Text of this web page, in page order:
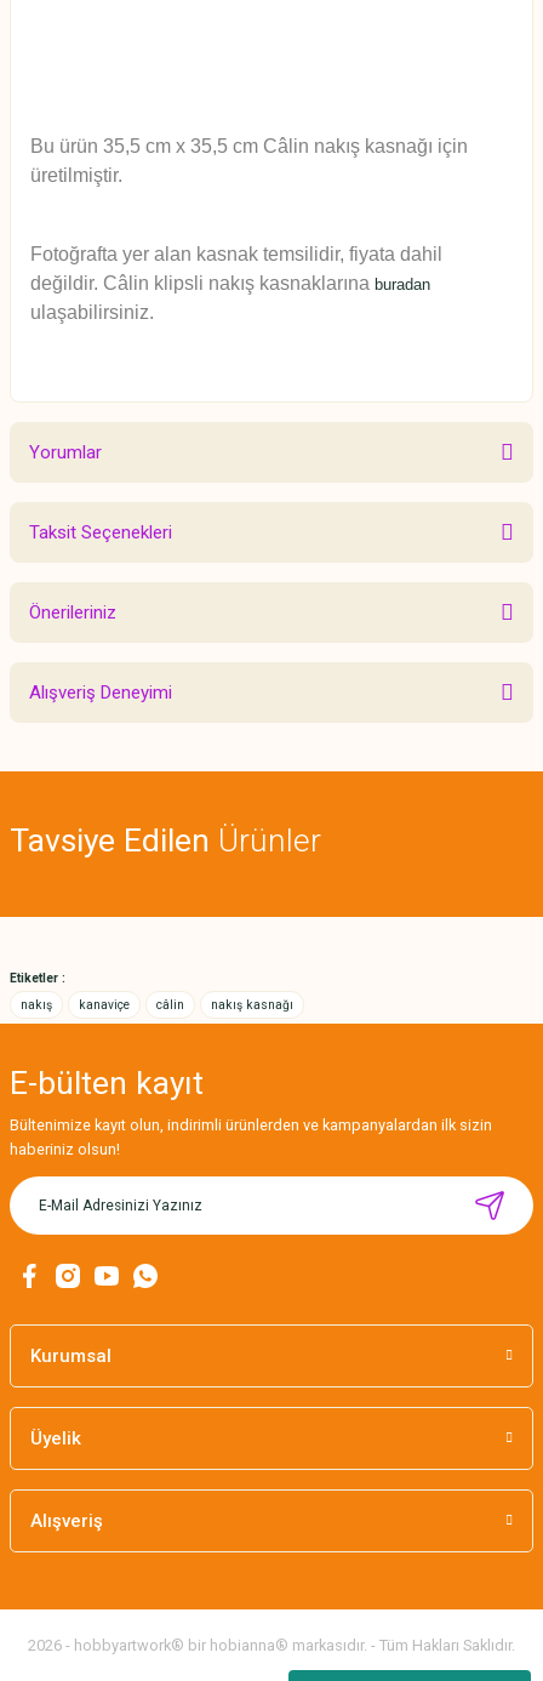
Bu ürün 35,5 cm x 35,5 cm Câlin nakış kasnağı için
üretilmiştir.
Fotoğrafta yer alan kasnak temsilidir, fiyata dahil
değildir. Câlin klipsli nakış kasnaklarına buradan
ulaşabilirsiniz.
Yorumlar
Taksit Seçenekleri
Önerileriniz
Bu ürünün fiyat bilgisi, resim, ürün açıklamalarında ve diğer konularda
yetersiz gördüğünüz noktaları öneri formunu kullanarak tarafımıza
Ürün açıklamasında eksik bilgiler bulunuyor.
Alışveriş Deneyimi
Tavsiye Edilen Ürünler
''KNITTED FOR YOU'' YAZILI AHŞAP ETİKET
235,00 TL
Etiketler :
nakış
kanaviçe câlin nakış kasnağı
E-bülten kayıt
Bültenimize kayıt olun, indirimli ürünlerden ve kampanyalardan ilk sizin
haberiniz olsun!
Kurumsal
Üyelik
Alışveriş
2026 - hobbyartwork® bir hobianna® markasıdır. - Tüm Hakları Saklıdır.